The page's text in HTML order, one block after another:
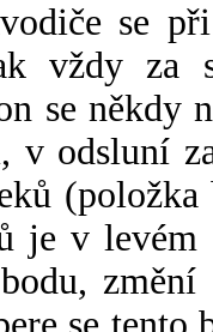
se
vždy za
se někdy
odsluní
je v